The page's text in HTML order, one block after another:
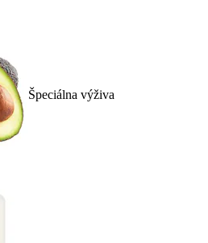
Špeciálna výživa